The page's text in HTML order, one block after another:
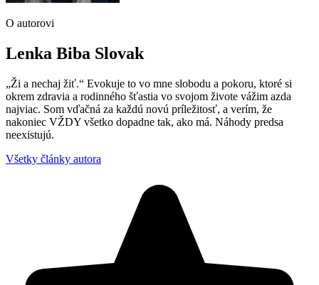
O autorovi
Lenka Biba Slovak
„Ži a nechaj žiť.“ Evokuje to vo mne slobodu a pokoru, ktoré si
okrem zdravia a rodinného šťastia vo svojom živote vážim azda
najviac. Som vďačná za každú novú príležitosť, a verím, že
nakoniec VŽDY všetko dopadne tak, ako má. Náhody predsa
neexistujú.
Všetky články autora